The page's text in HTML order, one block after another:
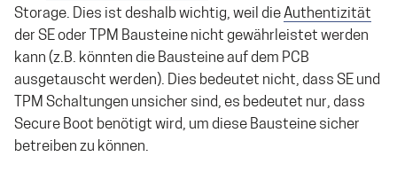
Storage. Dies ist deshalb wichtig, weil dieAuthentizität
der SE oder TPM Bausteine nicht gewährleistet werden
kann (z.B. könnten die Bausteine auf dem PCB
ausgetauscht werden). Dies bedeutet nicht, dass SE und
TPM Schaltungen unsicher sind, es bedeutet nur, dass
Secure Boot benötigt wird, um diese Bausteine sicher
betreiben zu können.